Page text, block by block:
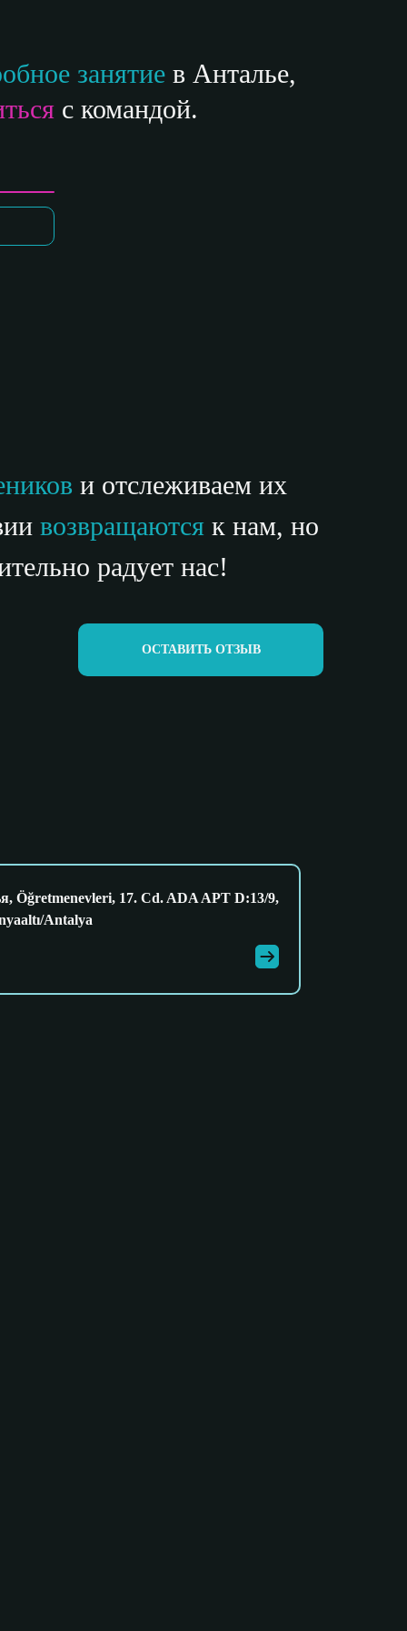
занятие в Анталье,
с командой.
и отслеживаем их
возвращаются к нам, но
радует нас!
ОСТАВИТЬ ОТЗЫВ
Öğretmenevleri, 17. Cd. ADA APT D:13/9,
Antalya